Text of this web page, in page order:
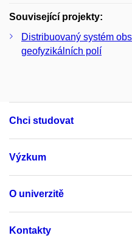
Související projekty:
Distribuovaný systém
geofyzikálních polí
Chci studovat
Výzkum
O univerzitě
Kontakty